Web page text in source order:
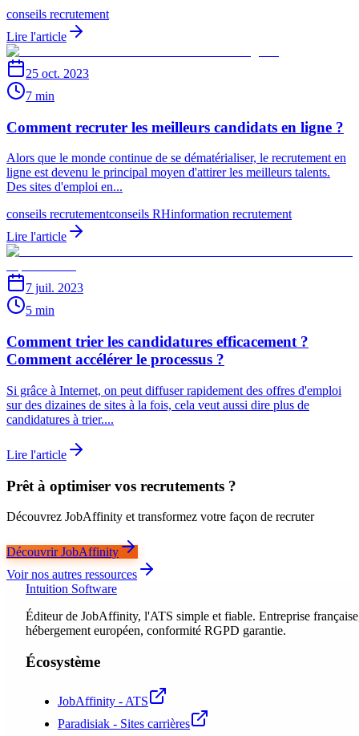
conseils recrutement
Lire l'article
25 oct. 2023
7 min
Comment recruter les meilleurs candidats en ligne ?
Alors que le monde continue de se dématérialiser, le recrutement en
ligne est devenu le principal moyen d'attirer les meilleurs talents.
Des sites d'emploi en...
conseils recrutementconseils RHinformation recrutement
Lire l'article
7 juil. 2023
5 min
Comment trier les candidatures efficacement ?
Comment accélérer le processus ?
Si grâce à Internet, on peut diffuser rapidement des offres d'emploi
sur des dizaines de sites à la fois, cela veut aussi dire plus de
candidatures à trier....
Lire l'article
Prêt à optimiser vos recrutements ?
Découvrez JobAffinity et transformez votre façon de recruter
Découvrir JobAffinity
Voir nos autres ressources
Intuition Software
Éditeur de JobAffinity, l'ATS simple et fiable. Entreprise
hébergement européen, conformité RGPD garantie.
Écosystème
JobAffinity - ATS
Paradisiak - Sites carrières